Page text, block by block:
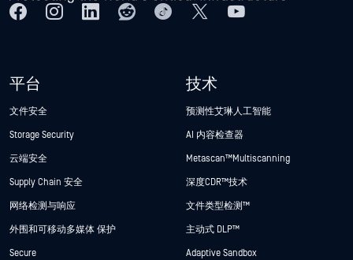
平台
文件安全
Storage Security
云端安全
Supply Chain 安全
网络检测与响应
外围和可移动多媒体 保护
Secure
技术
预测性艾琳人工智能
AI 内容检查器
Metascan™ Multiscanning
深度CDR™技术
文件类型检测™
主动式 DLP™
Adaptive Sandbox